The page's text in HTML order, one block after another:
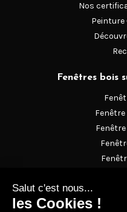
Nos
Peinture
Fenêtres bois
Fenêtre